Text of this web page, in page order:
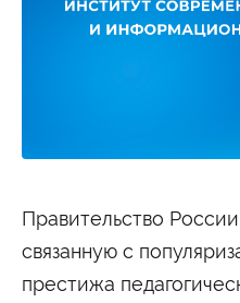
Студенту
Фотогалерея
Второе высшее
Правительство
связанную с
престижа